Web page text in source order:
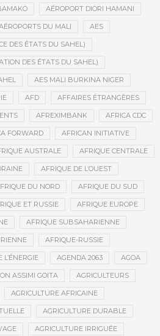
AÉROPORT DIORI HAMANI
DU MALI AES
DES ÉTATS DU SAHEL)
DES ÉTATS DU SAHEL)
AES MALI BURKINA NIGER
AFD AFFAIRES ÉTRANGÈRES
AFREXIMBANK AFRICA CDC
FORWARD AFRICAN INITIATIVE
AUSTRALE AFRIQUE CENTRALE
AFRIQUE DE L’OUEST
DU NORD AFRIQUE DU SUD
ET RUSSIE AFRIQUE EUROPE
AFRIQUE SUBSAHARIENNE
AFRIQUE-RUSSIE
AGENDA 2063 AGOA
ASSIMI GOITA AGRICULTEURS
AGRICULTURE AFRICAINE
AGRICULTURE DURABLE
AGRICULTURE IRRIGUÉE